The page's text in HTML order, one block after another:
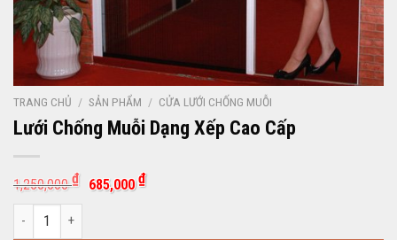
TRANG CHỦ / SẢN PHẨM / CỬA LƯỚI CHỐNG MUỖI
Lưới Chống Muỗi Dạng Xếp Cao Cấp
1,250,000₫
Giá
gốc
685,000₫Giá
hiện
Lưới Chống Muỗi Dạng Xếp Cao Cấp số lượng